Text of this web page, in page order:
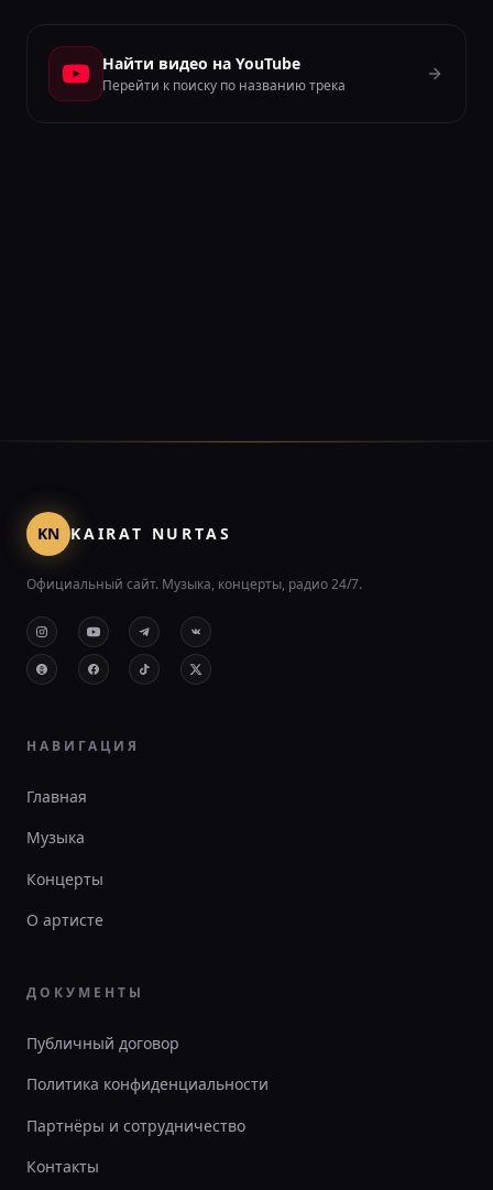
Найти видео на YouTube
Перейти к поиску по названию трека
KN KAIRAT NURTAS
Официальный сайт. Музыка, концерты, радио 24/7.
НАВИГАЦИЯ
Главная
Музыка
Концерты
О артисте
ДОКУМЕНТЫ
Публичный договор
Политика конфиденциальности
Партнёры и сотрудничество
Контакты